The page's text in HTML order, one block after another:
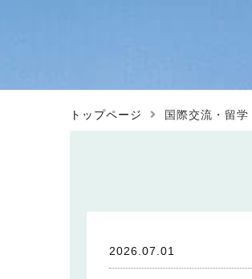
トップページ 国際交流・留
2026.07.01